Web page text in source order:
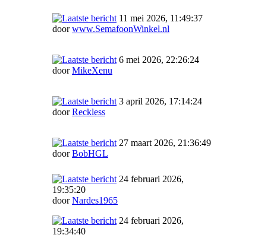
11 mei 2026, 11:49:37
doorwww.SemafoonWinkel.nl
6 mei 2026, 22:26:24
doorMikeXenu
3 april 2026, 17:14:24
doorReckless
27 maart 2026, 21:36:49
doorBobHGL
24 februari 2026,
19:35:20
doorNardes1965
24 februari 2026,
19:34:40